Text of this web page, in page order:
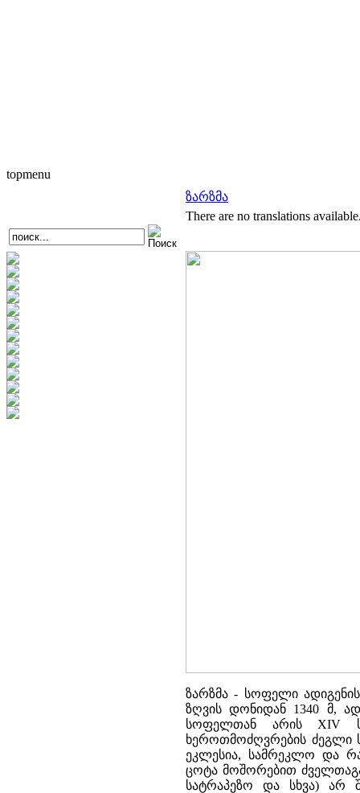
topmenu
ზარზმა
There are no translations
ზარზმა - სოფელი
ზღვის დონიდან 1340 მ,
სოფელთან არის XIV
ხეროთმოძღვრების ძეგლი
ეკლესია, სამრეკლო და
ცოტა მოშორებით
სატრაპეზო და სხვა) არ